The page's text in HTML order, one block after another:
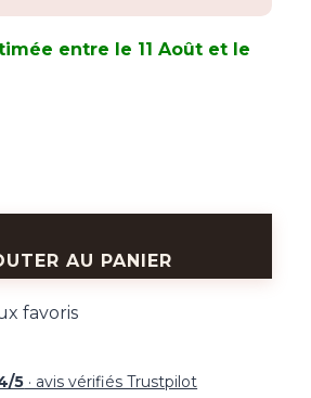
entre le 11 Août et le
AU PANIER
favoris
5 · avis vérifiés Trustpilot